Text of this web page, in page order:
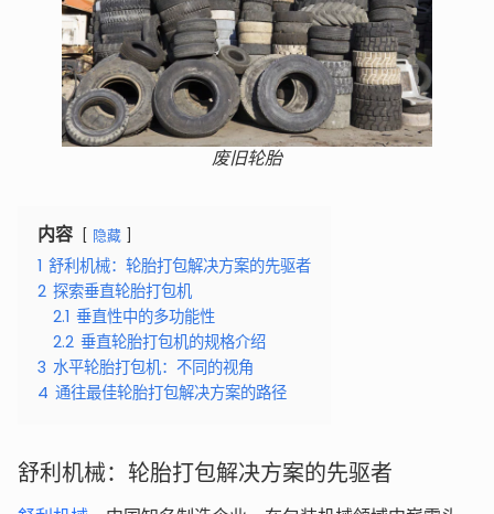
废旧轮胎
内容 隐藏
1 舒利机械：轮胎打包解决方案的先驱者
2 探索垂直轮胎打包机
2.1 垂直性中的多功能性
2.2 垂直轮胎打包机的规格介绍
3 水平轮胎打包机：不同的视角
4 通往最佳轮胎打包解决方案的路径
舒利机械：轮胎打包解决方案的先驱者